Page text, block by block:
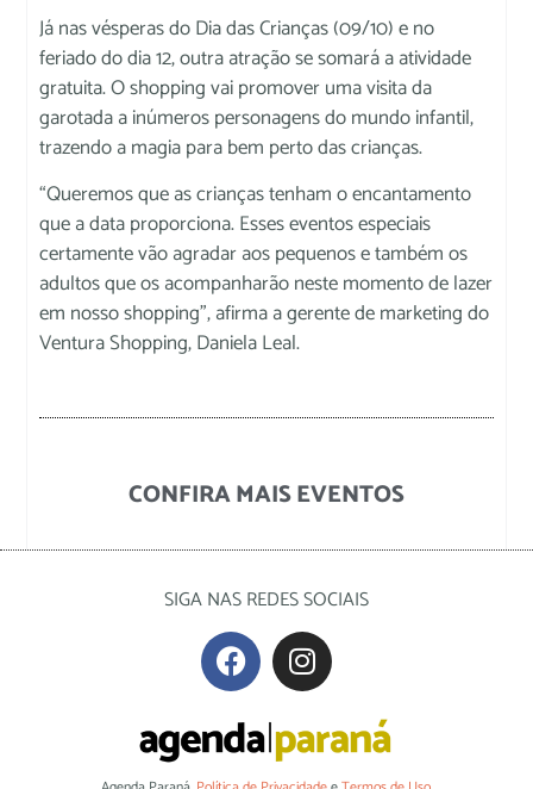
Já nas vésperas do Dia das Crianças (09/10) e no
feriado do dia 12, outra atração se somará a atividade
gratuita. O shopping vai promover uma visita da
garotada a inúmeros personagens do mundo infantil,
trazendo a magia para bem perto das crianças.
“Queremos que as crianças tenham o encantamento
que a data proporciona. Esses eventos especiais
certamente vão agradar aos pequenos e também os
adultos que os acompanharão neste momento de lazer
em nosso shopping”, afirma a gerente de marketing do
Ventura Shopping, Daniela Leal.
CONFIRA MAIS EVENTOS
SIGA NAS REDES SOCIAIS